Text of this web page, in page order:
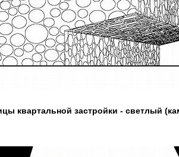
квартальной застройки - светлый